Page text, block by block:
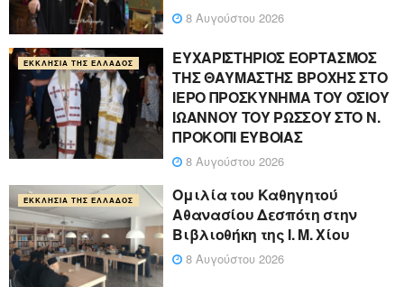
8 Αυγούστου 2026
ΕΚΚΛΗΣΊΑ ΤΗΣ ΕΛΛΆΔΟΣ
ΕΥΧΑΡΙΣΤΗΡΙΟΣ ΕΟΡΤΑΣΜΟΣ
ΤΗΣ ΘΑΥΜΑΣΤΗΣ ΒΡΟΧΗΣ ΣΤΟ
ΙΕΡΟ ΠΡΟΣΚΥΝΗΜΑ ΤΟΥ ΟΣΙΟΥ
ΙΩΑΝΝΟΥ ΤΟΥ ΡΩΣΣΟΥ ΣΤΟ Ν.
ΠΡΟΚΟΠΙ ΕΥΒΟΙΑΣ
8 Αυγούστου 2026
ΕΚΚΛΗΣΊΑ ΤΗΣ ΕΛΛΆΔΟΣ
Ομιλία του Καθηγητού
Αθανασίου Δεσπότη στην
Βιβλιοθήκη της Ι. Μ. Χίου
8 Αυγούστου 2026